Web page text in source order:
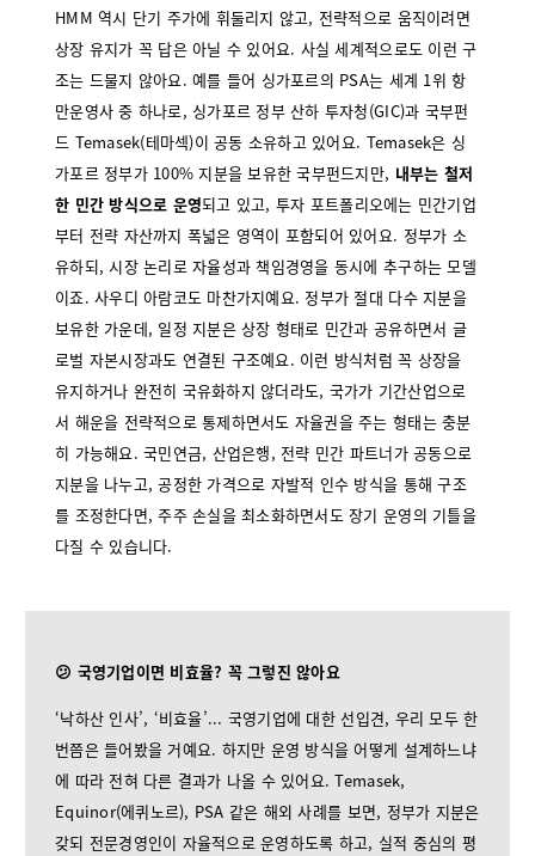
HMM 역시 단기 주가에 휘둘리지 않고, 전략적으로 움직이려면
상장 유지가 꼭 답은 아닐 수 있어요. 사실 세계적으로도 이런 구
조는 드물지 않아요. 예를 들어 싱가포르의 PSA는 세계 1위 항
만운영사 중 하나로, 싱가포르 정부 산하 투자청(GIC)과 국부펀
드 Temasek(테마섹)이 공동 소유하고 있어요. Temasek은 싱
가포르 정부가 100% 지분을 보유한 국부펀드지만, 내부는 철저
한 민간 방식으로 운영되고 있고, 투자 포트폴리오에는 민간기업
부터 전략 자산까지 폭넓은 영역이 포함되어 있어요. 정부가 소
유하되, 시장 논리로 자율성과 책임경영을 동시에 추구하는 모델
이죠. 사우디 아람코도 마찬가지예요. 정부가 절대 다수 지분을
보유한 가운데, 일정 지분은 상장 형태로 민간과 공유하면서 글
로벌 자본시장과도 연결된 구조예요. 이런 방식처럼 꼭 상장을
유지하거나 완전히 국유화하지 않더라도, 국가가 기간산업으로
서 해운을 전략적으로 통제하면서도 자율권을 주는 형태는 충분
히 가능해요. 국민연금, 산업은행, 전략 민간 파트너가 공동으로
지분을 나누고, 공정한 가격으로 자발적 인수 방식을 통해 구조
를 조정한다면, 주주 손실을 최소화하면서도 장기 운영의 기틀을
다질 수 있습니다.
😕 국영기업이면 비효율? 꼭 그렇진 않아요
‘낙하산 인사’, ‘비효율’... 국영기업에 대한 선입견, 우리 모두 한
번쯤은 들어봤을 거예요. 하지만 운영 방식을 어떻게 설계하느냐
에 따라 전혀 다른 결과가 나올 수 있어요. Temasek,
Equinor(에퀴노르), PSA 같은 해외 사례를 보면, 정부가 지분은
갖되 전문경영인이 자율적으로 운영하도록 하고, 실적 중심의 평